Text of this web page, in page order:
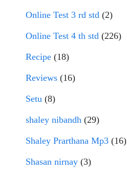
Online Test 3 rd std (2)
Online Test 4 th std (226)
Recipe (18)
Reviews (16)
Setu (8)
shaley nibandh (29)
Shaley Prarthana Mp3 (16)
Shasan nirnay (3)